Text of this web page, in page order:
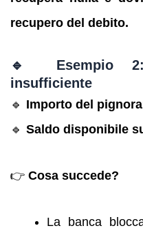
recupero del debito.
🔹 Esempio
insufficiente
🔹 Importo del
🔹 Saldo disponibile
👉 Cosa succede?
La banca